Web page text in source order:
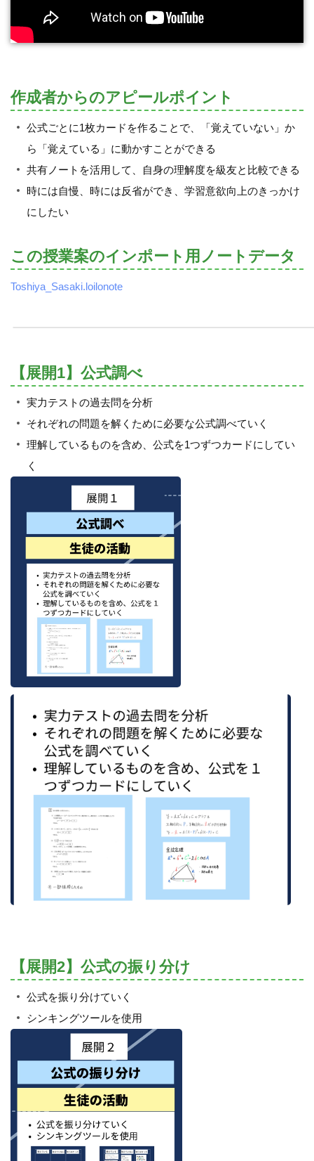
作成者からのアピールポイント
公式ごとに1枚カードを作ることで、「覚えていない」か
ら「覚えている」に動かすことができる
共有ノートを活用して、自身の理解度を級友と比較できる
時には自慢、時には反省ができ、学習意欲向上のきっかけ
にしたい
この授業案のインポート用ノートデータ
Toshiya_Sasaki.loilonote
【展開1】公式調べ
実力テストの過去問を分析
それぞれの問題を解くために必要な公式調べていく
理解しているものを含め、公式を1つずつカードにしてい
く
【展開2】公式の振り分け
公式を振り分けていく
シンキングツールを使用